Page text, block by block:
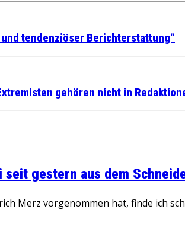
tendenziöser Berichterstattung“
gehören nicht in
gestern aus dem
Merz vorgenommen hat, finde ich